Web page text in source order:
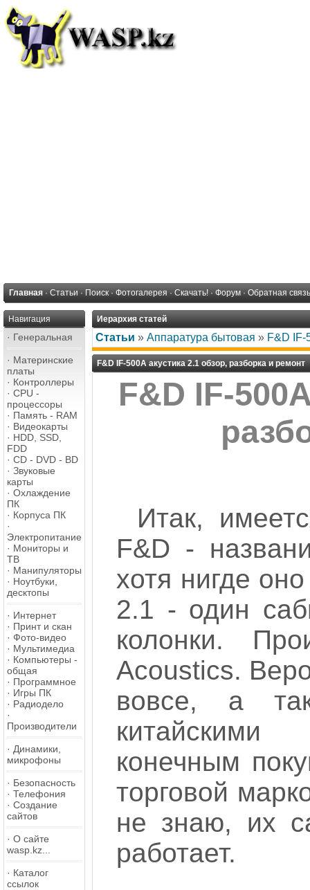
Главная · Статьи · Поиск · Фотогалерея · Скачать! · Форум · Обратная связь
Навигация
· Генеральная
· Материнские
платы
· Контроллеры
· CPU -
процессоры
· Память - RAM
· Видеокарты
· HDD, SSD,
FDD
· CD - DVD - BD
· Звуковые
карты
· Охлаждение
ПК
· Корпуса ПК
·
Электропитание
· Мониторы и
ТВ
· Манипуляторы
· Ноутбуки,
десктопы
· Интернет
· Принт и скан
· Фото-видео
· Мультимедиа
· Компьютеры -
общая
· Программное
· Игры ПК
· Радиодело
·
Производители
· Динамики,
микрофоны
· Безопасность
· Телефония
· Создание
сайтов
· О сайте
wasp.kz...
· Каталог
ссылок
Иерархия статей
Статьи » Аппаратура бытовая » F&D IF-
F&D IF-500A акустика 2.1 обзор, разборка и ремонт
F&D IF-
Итак,
F&D -
хотя нигде
2.1 - один
колонки.
Acoustics.
вовсе, а
конечным
торговой
не знаю, их
работает.